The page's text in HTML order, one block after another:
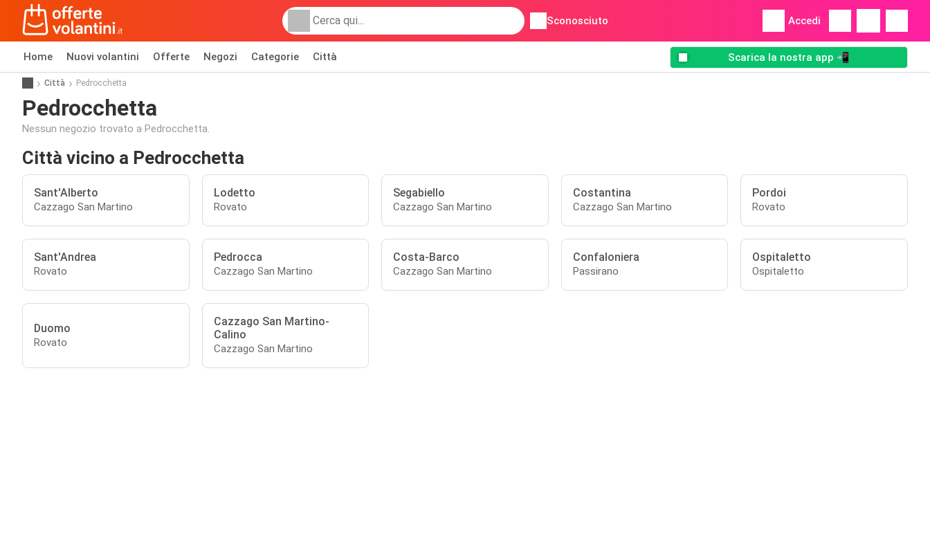
Sconosciuto Accedi
Home Nuovi volantini Offerte Negozi Categorie Città Scarica la nostra app 📲
Città Pedrocchetta
Pedrocchetta
Nessun negozio trovato a Pedrocchetta.
Città vicino a Pedrocchetta
Sant'Alberto
Cazzago San Martino
Lodetto
Rovato
Segabiello
Cazzago San Martino
Costantina
Cazzago San Martino
Pordoi
Rovato
Sant'Andrea
Rovato
Pedrocca
Cazzago San Martino
Costa-Barco
Cazzago San Martino
Confaloniera
Passirano
Ospitaletto
Ospitaletto
Duomo
Rovato
Cazzago San Martino-
Calino
Cazzago San Martino